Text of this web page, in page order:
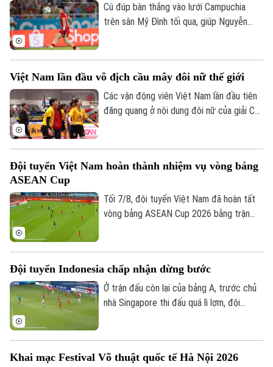
Chuyên mục
Thời sự
Hà Nội
Chính trị
Xã hội
Hà Nội
Người Hà Nội
Thế giới
Cú đúp bàn thắng vào lưới Campuchia
trên sân Mỹ Đình tối qua, giúp Nguyễn
Việt Nam lần đầu vô địch cầu mây đôi nữ thế giới
Các vận động viên Việt Nam lần đầu tiên
đăng quang ở nội dung đôi nữ của giải Cầu
Đội tuyển Việt Nam hoàn thành nhiệm vụ vòng bảng
ASEAN Cup
Tối 7/8, đội tuyển Việt Nam đã hoàn tất
vòng bảng ASEAN Cup 2026 bằng trận
có được niềm vui trọn vẹn ở Mỹ Đình.
Đội tuyển Indonesia chấp nhận dừng bước
Ở trận đấu còn lại của bảng A, trước chủ
nhà Singapore thi đấu quá lì lợm, đội
vạn đảo vào bán kết.
Khai mạc Festival Võ thuật quốc tế Hà Nội 2026